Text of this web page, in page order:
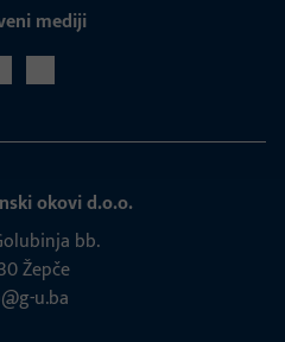
mediji
okovi d.o.o.
bb.
Žepče
u.ba